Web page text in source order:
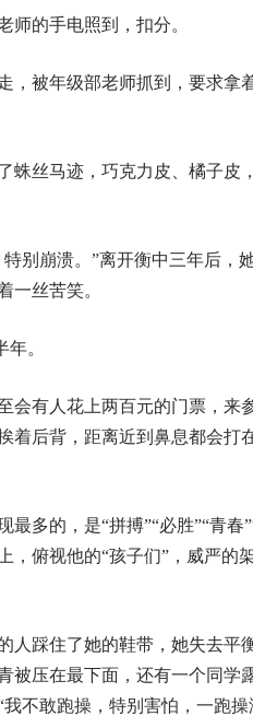
师的手电照到，扣分。
被年级部老师抓到，要求拿
蛛丝马迹，巧克力皮、橘子皮
别崩溃。”离开衡中三年后，
一丝苦笑。
。
会有人花上两百元的门票，来
着后背，距离近到鼻息都会打
多的，是“拼搏”“必胜”“青春
俯视他的“孩子们”，威严的
人踩住了她的鞋带，她失去平
被压在最下面，还有一个同学
不敢跑操，特别害怕，一跑